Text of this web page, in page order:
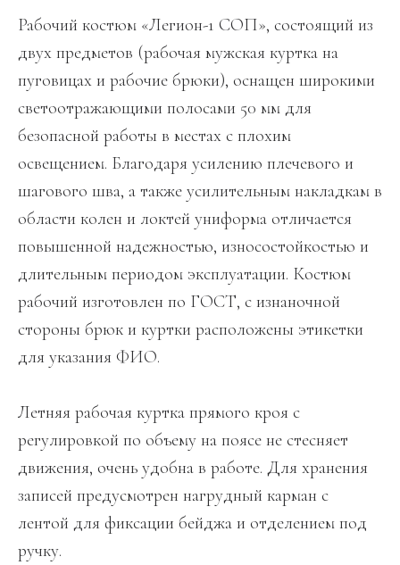
Рабочий костюм «Легион-1 СОП», состоящий из
двух предметов (рабочая мужская куртка на
пуговицах и рабочие брюки), оснащен широкими
светоотражающими полосами 50 мм для
безопасной работы в местах с плохим
освещением. Благодаря усилению плечевого и
шагового шва, а также усилительным накладкам в
области колен и локтей униформа отличается
повышенной надежностью, износостойкостью и
длительным периодом эксплуатации. Костюм
рабочий изготовлен по ГОСТ, с изнаночной
стороны брюк и куртки расположены этикетки
для указания ФИО.
Летняя рабочая куртка прямого кроя с
регулировкой по объему на поясе не стесняет
движения, очень удобна в работе. Для хранения
записей предусмотрен нагрудный карман с
лентой для фиксации бейджа и отделением под
ручку.